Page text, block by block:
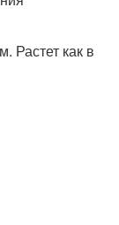
Растет как в